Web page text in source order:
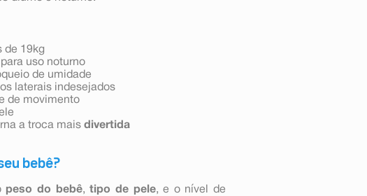
de 19kg
uso noturno
de umidade
laterais indesejados
de movimento
a troca mais divertida
bebê?
peso do bebê, tipo de pele, e o nível de